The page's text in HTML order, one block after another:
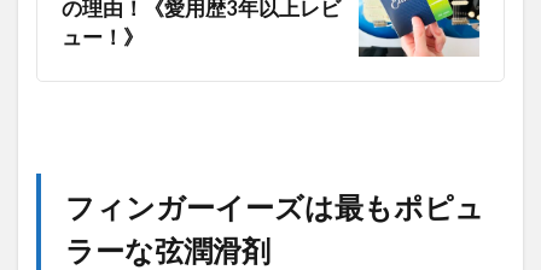
の理由！《愛用歴3年以上レビ
ュー！》
フィンガーイーズは最もポピュ
ラーな弦潤滑剤